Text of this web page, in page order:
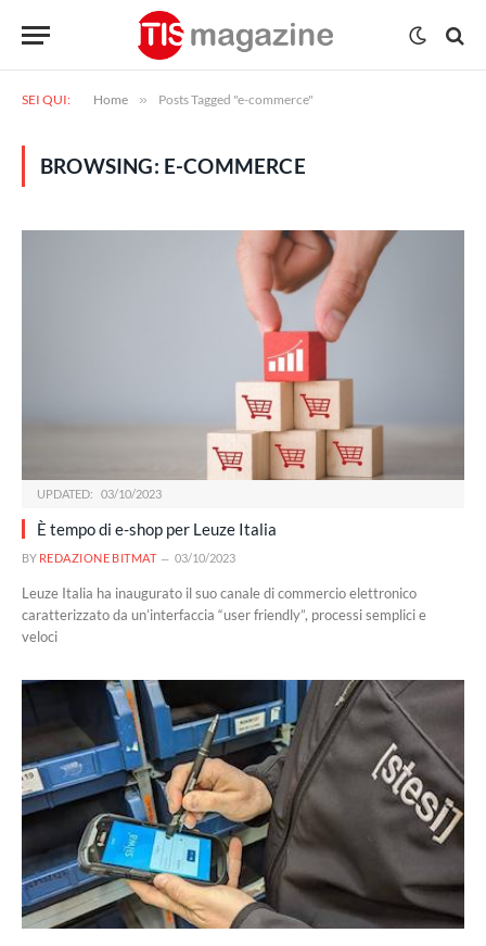
SEI QUI: Home » Posts Tagged "e-commerce"
BROWSING: E-COMMERCE
UPDATED: 03/10/2023
È tempo di e-shop per Leuze Italia
BY REDAZIONE BITMAT 03/10/2023
Leuze Italia ha inaugurato il suo canale di commercio elettronico
caratterizzato da un’interfaccia “user friendly”, processi semplici e
veloci